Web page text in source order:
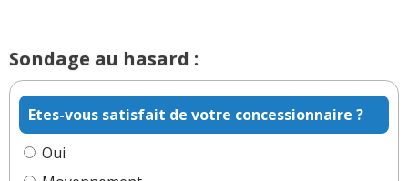
Sondage au hasard :
Etes-vous satisfait de votre concessionnaire ?
Oui